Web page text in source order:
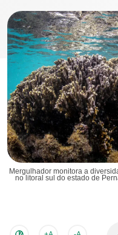
Mergulhador monitora a
no litoral sul do estado de